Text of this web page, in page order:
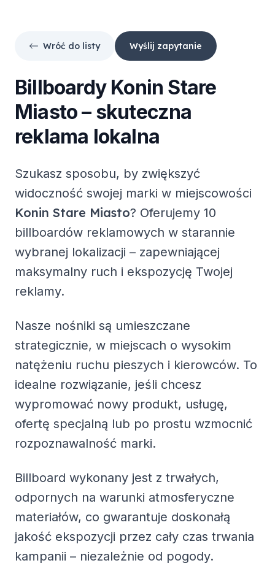
Wróć do listy Wyślij zapytanie
Billboardy Konin Stare
Miasto– skuteczna
reklama lokalna
Szukasz sposobu, by zwiększyć
widoczność swojej marki w miejscowości
Konin Stare Miasto? Oferujemy 10
billboardów reklamowych w starannie
wybranej lokalizacji – zapewniającej
maksymalny ruch i ekspozycję Twojej
reklamy.
Nasze nośniki są umieszczane
strategicznie, w miejscach o wysokim
natężeniu ruchu pieszych i kierowców. To
idealne rozwiązanie, jeśli chcesz
wypromować nowy produkt, usługę,
ofertę specjalną lub po prostu wzmocnić
rozpoznawalność marki.
Billboard wykonany jest z trwałych,
odpornych na warunki atmosferyczne
materiałów, co gwarantuje doskonałą
jakość ekspozycji przez cały czas trwania
kampanii – niezależnie od pogody.